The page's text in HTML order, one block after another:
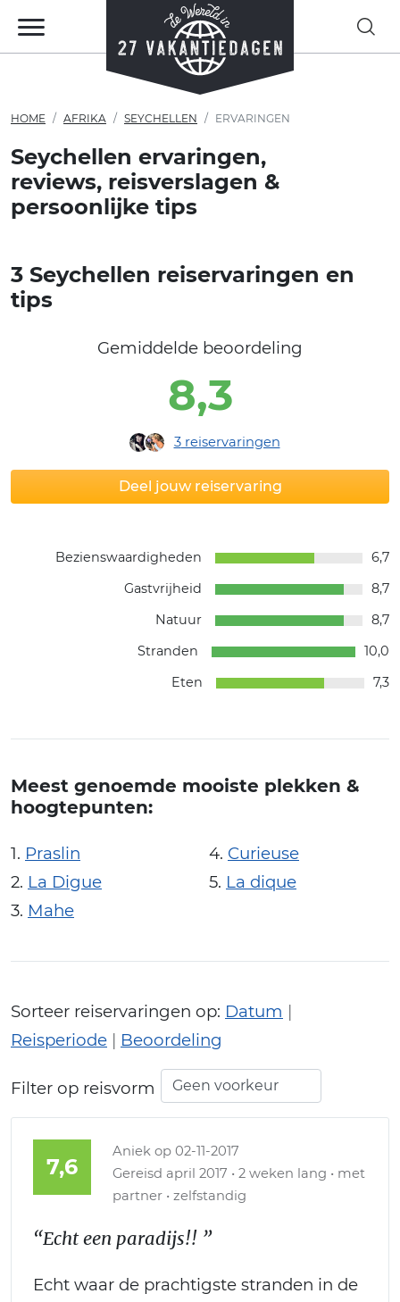
HOME AFRIKA SEYCHELLEN ERVARINGEN
Seychellen ervaringen,
reviews, reisverslagen &
persoonlijke tips
3 Seychellen reiservaringen en
tips
Gemiddelde beoordeling
8,3
3reiservaringen
Deel jouw reiservaring
Bezienswaardigheden
6,7
Gastvrijheid
8,7
Natuur
8,7
Stranden
10,0
Eten
7,3
Meest genoemde mooiste plekken &
hoogtepunten:
Praslin
La Digue
Mahe
Curieuse
La dique
Sorteer reiservaringen op: Datum |
Reisperiode | Beoordeling
Filter op reisvorm
7,6
Aniek op 02-11-2017
Gereisd april 2017 • 2 weken lang • met
partner • zelfstandig
“Echt een paradijs!! ”
Echt waar de prachtigste stranden in de